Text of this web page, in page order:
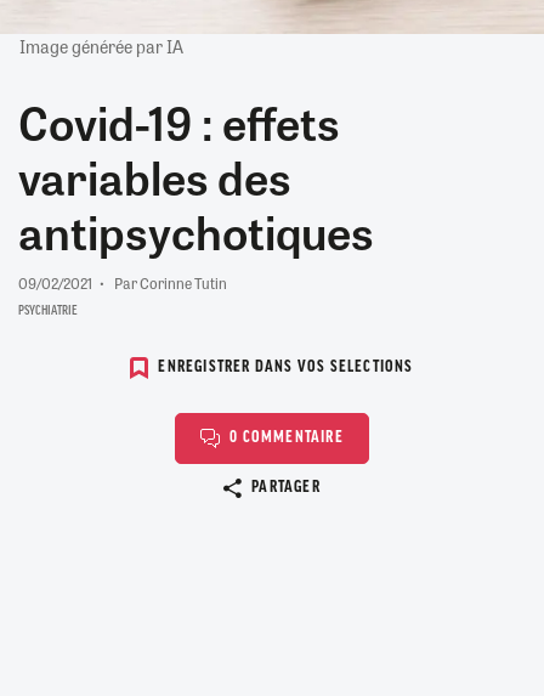
Image générée par IA
Covid-19 : effets
variables des
antipsychotiques
09/02/2021 Par Corinne Tutin
PSYCHIATRIE
ENREGISTRER DANS VOS SELECTIONS
0 COMMENTAIRE
PARTAGER